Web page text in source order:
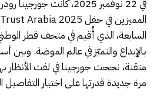
في 22 نوفمبر 2025، كانت
السابعة، الذي أُقيم في متحف قطر
بالإبداع والتميّز في عالم الموضة. وبين
متقنة، نجحت جورجينا في لفت الأنظار
مرة جديدة قدرتها على اختيار التفاصيل